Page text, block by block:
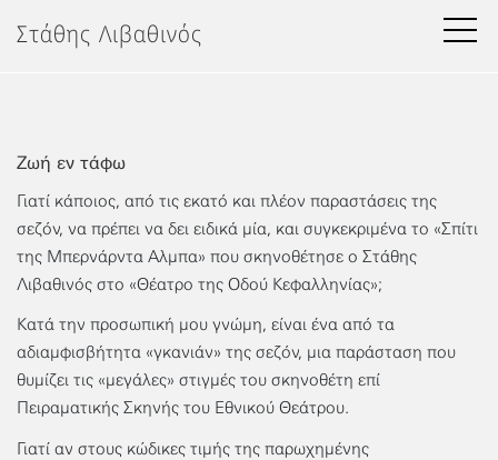
στοΣτάθης Λιβαθινός
Ζωή εν τάφω
Γιατί κάποιος, από τις εκατό και πλέον παραστάσεις της
σεζόν, να πρέπει να δει ειδικά μία, και συγκεκριμένα το «Σπίτι
της Μπερνάρντα Αλμπα» που σκηνοθέτησε ο Στάθης
Λιβαθινός στο «Θέατρο της Οδού Κεφαλληνίας»;
Κατά την προσωπική μου γνώμη, είναι ένα από τα
αδιαμφισβήτητα «γκανιάν» της σεζόν, μια παράσταση που
θυμίζει τις «μεγάλες» στιγμές του σκηνοθέτη επί
Πειραματικής Σκηνής του Εθνικού Θεάτρου.
Γιατί αν στους κώδικες τιμής της παρωχημένης